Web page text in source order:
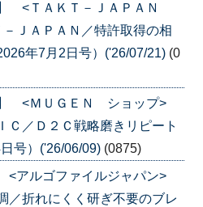
<ＴＡＫＴ－ＪＡＰＡＮ
ＪＡＰＡＮ／特許取得の相
年7月2日号）('26/07/21) (0
<ＭＵＧＥＮ ショップ>
／Ｄ２Ｃ戦略磨きリピート
号）('26/06/09) (0875)
<アルゴファイルジャパン>
／折れにくく研ぎ不要のブレ